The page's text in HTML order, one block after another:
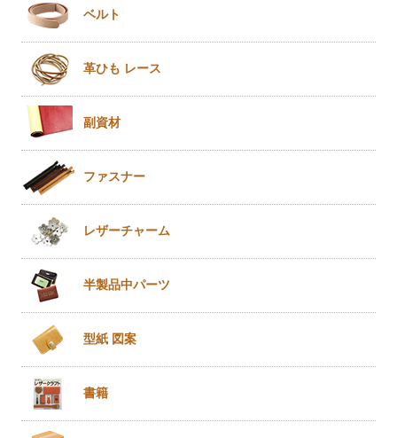
ベルト
革ひも レース
副資材
ファスナー
レザーチャーム
半製品中パーツ
型紙 図案
書籍